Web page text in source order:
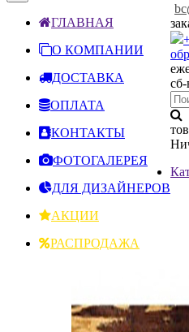
navigation
ГЛАВНАЯ
О КОМПАНИИ
ДОСТАВКА
ОПЛАТА
КОНТАКТЫ
ФОТОГАЛЕРЕЯ
ДЛЯ ДИЗАЙНЕРОВ
АКЦИИ
РАСПРОДАЖА